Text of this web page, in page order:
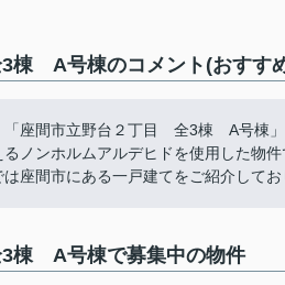
棟 A号棟のコメント(おすす
「座間市立野台２丁目 全3棟 A号棟
ノンホルムアルデヒドを使用した物
座間市にある一戸建てをご紹介して
棟 A号棟で募集中の物件